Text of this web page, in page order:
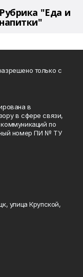
Рубрика "Еда и
напитки"
только с
в
в сфере связи,
по
номер ПИ № ТУ
улица Крупской,